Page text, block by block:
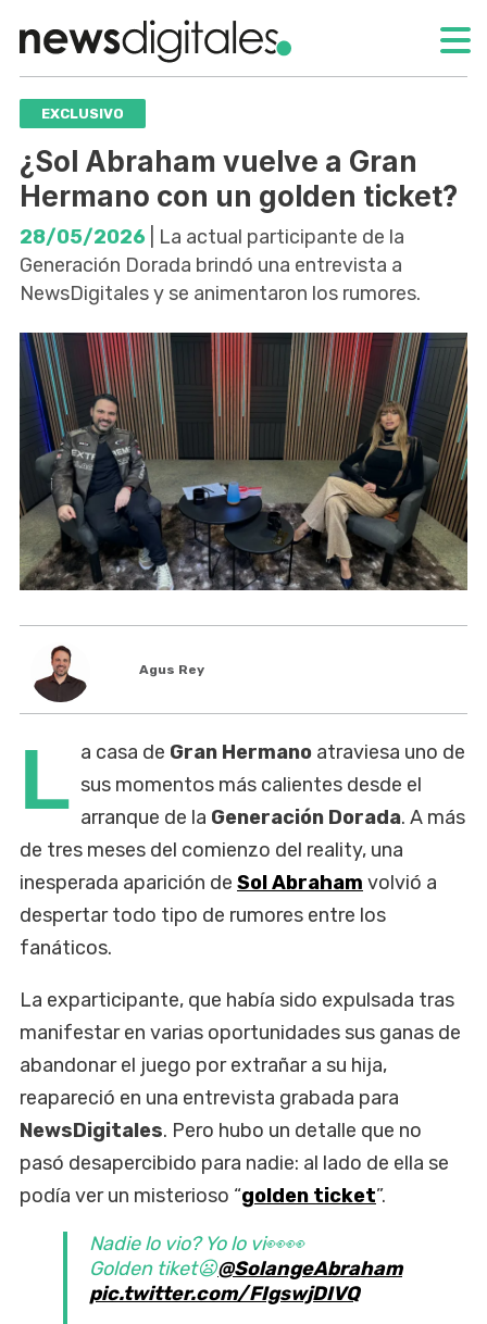
EXCLUSIVO
¿Sol Abraham vuelve a Gran
Hermano con un golden ticket?
28/05/2026 | La actual participante de la
Generación Dorada brindó una entrevista a
NewsDigitales y se animentaron los rumores.
Agus Rey
L a casa de Gran Hermano atraviesa uno de
sus momentos más calientes desde el
arranque de la Generación Dorada. A más
de tres meses del comienzo del reality, una
inesperada aparición de Sol Abraham volvió a
despertar todo tipo de rumores entre los
fanáticos.
La exparticipante, que había sido expulsada tras
manifestar en varias oportunidades sus ganas de
abandonar el juego por extrañar a su hija,
reapareció en una entrevista grabada para
NewsDigitales. Pero hubo un detalle que no
pasó desapercibido para nadie: al lado de ella se
podía ver un misterioso “golden ticket”.
Nadie lo vio? Yo lo vi👀👀
Golden tiket😦@SolangeAbraham
pic.twitter.com/FIgswjDIVQ